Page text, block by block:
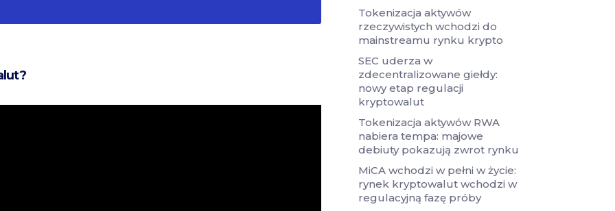
Tokenizacja aktywów
rzeczywistych wchodzi do
mainstreamu rynku krypto
SEC uderza w
zdecentralizowane giełdy:
nowy etap regulacji
kryptowalut
Tokenizacja aktywów RWA
nabiera tempa: majowe
debiuty pokazują zwrot rynku
MiCA wchodzi w pełni w życie:
rynek kryptowalut wchodzi w
regulacyjną fazę próby